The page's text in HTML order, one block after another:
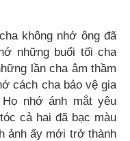
không nhớ ông đã
những buổi tối cha
lần cha âm thầm
cách cha bảo vệ gia
nhớ ánh mắt yêu
cả hai đã bạc màu
ảnh ấy mới trở thành